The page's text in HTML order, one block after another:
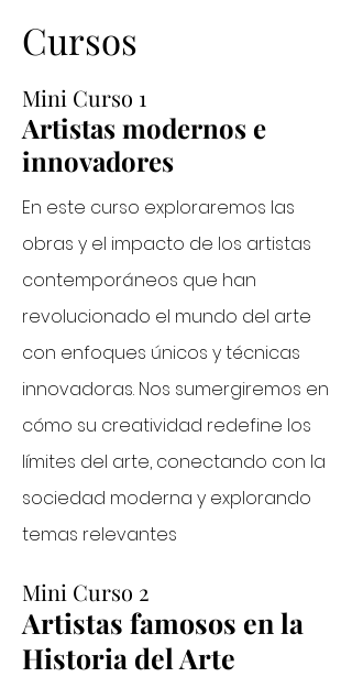
Cursos
Mini Curso 1
Artistas modernos e
innovadores
En este curso exploraremos las
obras y el impacto de los artistas
contemporáneos que han
revolucionado el mundo del arte
con enfoques únicos y técnicas
innovadoras. Nos sumergiremos en
cómo su creatividad redefine los
límites del arte, conectando con la
sociedad moderna y explorando
temas relevantes
Mini Curso 2
Artistas famosos en la
Historia del Arte